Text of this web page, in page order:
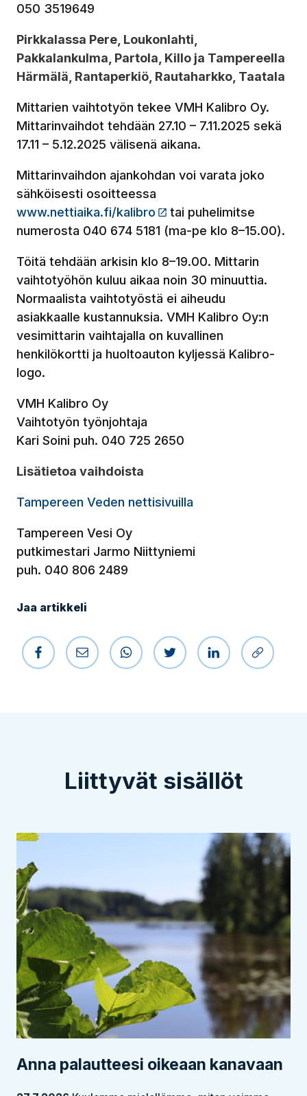
050 3519649
Pirkkalassa Pere, Loukonlahti,
Pakkalankulma, Partola, Killo ja Tampereella
Härmälä, Rantaperkiö, Rautaharkko, Taatala
Mittarien vaihtotyön tekee VMH Kalibro Oy.
Mittarinvaihdot tehdään 27.10 – 7.11.2025 sekä
17.11 – 5.12.2025 välisenä aikana.
Mittarinvaihdon ajankohdan voi varata joko
sähköisesti osoitteessa
www.nettiaika.fi/kalibro
(Linkki vie
tai puhelimitse
numerosta 040 674 5181 (ma-pe klo 8–15.00).
Töitä tehdään arkisin klo 8–19.00. Mittarin
vaihtotyöhön kuluu aikaa noin 30 minuuttia.
Normaalista vaihtotyöstä ei aiheudu
asiakkaalle kustannuksia. VMH Kalibro Oy:n
vesimittarin vaihtajalla on kuvallinen
henkilökortti ja huoltoauton kyljessä Kalibro-
logo.
VMH Kalibro Oy
Vaihtotyön työnjohtaja
Kari Soini puh. 040 725 2650
Lisätietoa vaihdoista
Tampereen Veden nettisivuilla
Tampereen Vesi Oy
putkimestari Jarmo Niittyniemi
puh. 040 806 2489
Jaa artikkeli
Jaa Facebookissa
Jaa sähköpostilla
Jaa WhatsAppissa
Jaa Twitterissä
Jaa Kopioi
Liittyvät sisällöt
Anna palautteesi oikeaan kanavaan